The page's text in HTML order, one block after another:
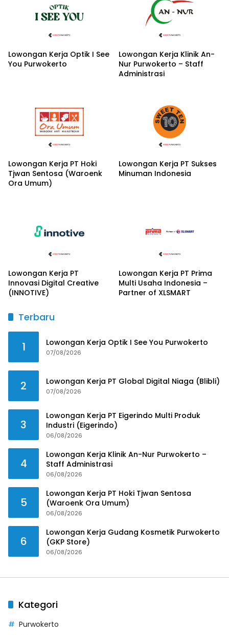
Lowongan Kerja Optik I See
You Purwokerto
Lowongan Kerja Klinik An-
Nur Purwokerto – Staff
Administrasi
Lowongan Kerja PT Hoki
Tjwan Sentosa (Waroenk
Ora Umum)
Lowongan Kerja PT Sukses
Minuman Indonesia
Lowongan Kerja PT
Innovasi Digital Creative
(INNOTIVE)
Lowongan Kerja PT Prima
Multi Usaha Indonesia –
Partner of XLSMART
Terbaru
1 Lowongan Kerja Optik I See You Purwokerto
07/08/2026
2 Lowongan Kerja PT Global Digital Niaga (Blibli)
07/08/2026
3
Lowongan Kerja PT Eigerindo Multi Produk
Industri (Eigerindo)
06/08/2026
4
Lowongan Kerja Klinik An-Nur Purwokerto –
Staff Administrasi
06/08/2026
5
Lowongan Kerja PT Hoki Tjwan Sentosa
(Waroenk Ora Umum)
06/08/2026
6
Lowongan Kerja Gudang Kosmetik Purwokerto
(GKP Store)
06/08/2026
Kategori
Purwokerto